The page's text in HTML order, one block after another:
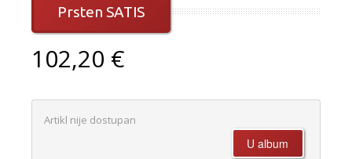
Prsten SATIS
102,20 €
Artikl nije dostupan